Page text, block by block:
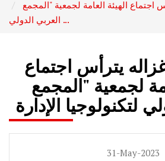
العربي الدولي ...
يترأس اجتماع
لجمعية "المجمع
31-May-2023